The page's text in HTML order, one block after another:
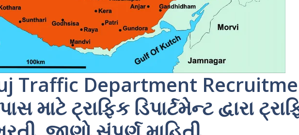
Traffic Department
માટે ટ્રાફિક ડિપાર્ટમેન્ટ દ્વારા